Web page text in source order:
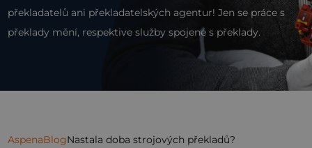
překladatelů ani překladatelských agentur! Jen se práce s
překlady mění, respektive služby spojené s překlady.
AspenaBlogNastala doba strojových překladů?